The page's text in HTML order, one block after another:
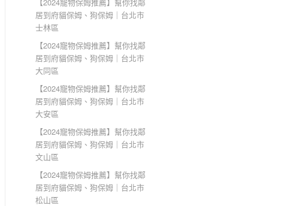
居到府貓保姆、狗保姆｜台北市
士林區
【2024寵物保姆推薦】幫你找鄰
居到府貓保姆、狗保姆｜台北市
大同區
【2024寵物保姆推薦】幫你找鄰
居到府貓保姆、狗保姆｜台北市
大安區
【2024寵物保姆推薦】幫你找鄰
居到府貓保姆、狗保姆｜台北市
文山區
【2024寵物保姆推薦】幫你找鄰
居到府貓保姆、狗保姆｜台北市
松山區